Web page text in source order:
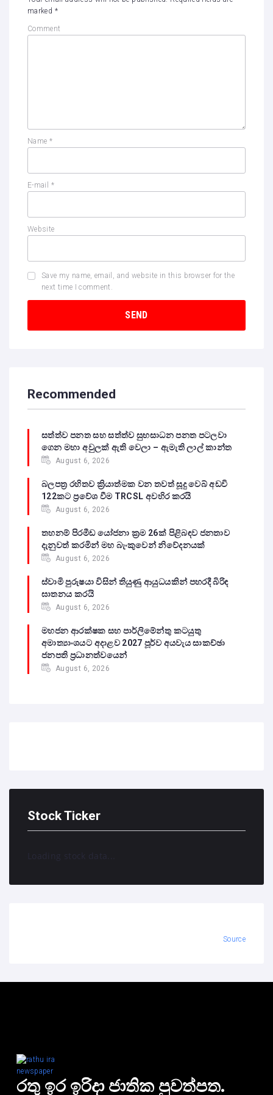
marked *
Comment
Name *
E-mail *
Website
Save my name, email, and website in this browser for the
next time I comment.
Recommended
සත්ත්ව පනත සහ සත්ත්ව සුභසාධන පනත පටලවා
ගෙන මහා අවුලක් ඇති වෙලා – ඇමැති ලාල් කාන්ත
August 6, 2026
බලපත්‍ර රහිතව ක්‍රියාත්මක වන තවත් සූදු වෙබ් අඩවි
122කට ප්‍රවේශ වීම TRCSL අවහිර කරයි
August 6, 2026
තහනම් පිරමීඩ යෝජනා ක්‍රම 26ක් පිළිබඳව ජනතාව
දැනුවත් කරමින් මහ බැංකුවෙන් නිවේදනයක්
August 6, 2026
ස්වාමි පුරුෂයා විසින් තියුණු ආයුධයකින් පහරදී බිරිඳ
ඝාතනය කරයි
August 6, 2026
මහජන ආරක්ෂක සහ පාර්ලිමේන්තු කටයුතු
අමාත්‍යාංශයට අදාළව 2027 පූර්ව අයවැය සාකච්ඡා
ජනපති ප්‍රධානත්වයෙන්
August 6, 2026
Stock Ticker
Loading stock data...
Source
රතු ඉර ඉරිදා ජාතික පුවත්පත.